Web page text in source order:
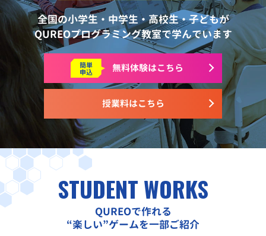
全国の小学生・中学生・高校生・子どもが
QUREOプログラミング教室で学んでいます
授業料はこちら
簡単
申込 無料体験はこちら
STUDENT WORKS
QUREOで作れる
“楽しい”ゲームを一部ご紹介